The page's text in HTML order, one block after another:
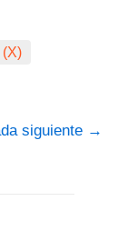
(X)
siguiente →